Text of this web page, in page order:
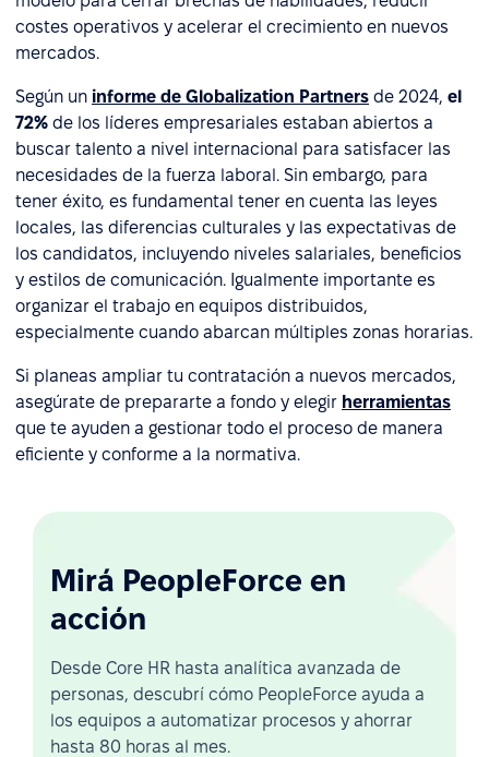
costes operativos y acelerar el crecimiento en nuevos
mercados.
Según un informe de Globalization Partners de 2024, el
72% de los líderes empresariales estaban abiertos a
buscar talento a nivel internacional para satisfacer las
necesidades de la fuerza laboral. Sin embargo, para
tener éxito, es fundamental tener en cuenta las leyes
locales, las diferencias culturales y las expectativas de
los candidatos, incluyendo niveles salariales, beneficios
y estilos de comunicación. Igualmente importante es
organizar el trabajo en equipos distribuidos,
especialmente cuando abarcan múltiples zonas horarias.
Si planeas ampliar tu contratación a nuevos mercados,
asegúrate de prepararte a fondo y elegir herramientas
que te ayuden a gestionar todo el proceso de manera
eficiente y conforme a la normativa.
Mirá PeopleForce en
acción
Desde Core HR hasta analítica avanzada de
personas, descubrí cómo PeopleForce ayuda a
los equipos a automatizar procesos y ahorrar
hasta 80 horas al mes.